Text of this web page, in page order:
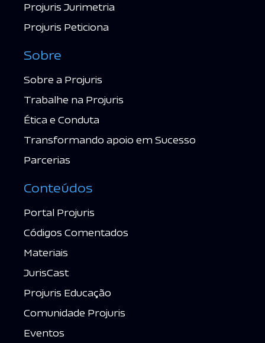
Projuris Jurimetria
Projuris Peticiona
Sobre
Sobre a Projuris
Trabalhe na Projuris
Ética e Conduta
Transformando apoio em Sucesso
Parcerias
Conteúdos
Portal Projuris
Códigos Comentados
Materiais
JurisCast
Projuris Educação
Comunidade Projuris
Eventos